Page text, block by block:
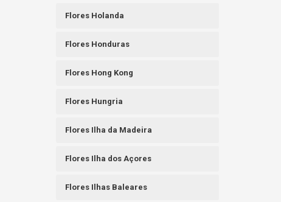
Flores Holanda
Flores Honduras
Flores Hong Kong
Flores Hungria
Flores Ilha da Madeira
Flores Ilha dos Açores
Flores Ilhas Baleares